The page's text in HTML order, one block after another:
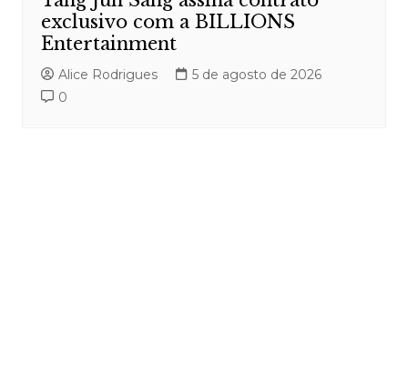
exclusivo com a BILLIONS
Entertainment
Alice Rodrigues
5 de agosto de 2026
0